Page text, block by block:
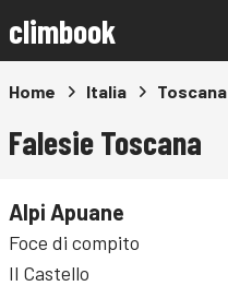
climbook
Home Italia Toscana
Falesie Toscana
Alpi Apuane
Foce di compito
Il Castello